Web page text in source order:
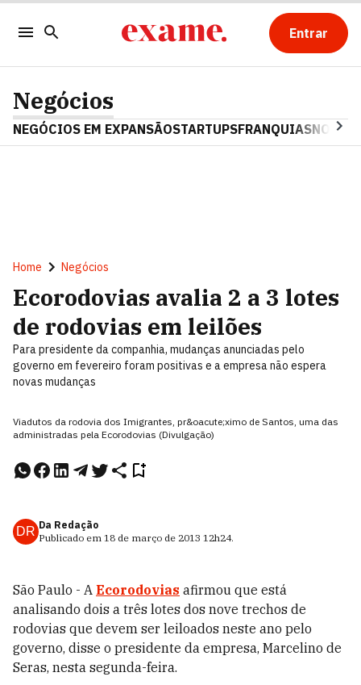
Entrar
Negócios
NEGÓCIOS EM EXPANSÃOSTARTUPSFRANQUIAS
Home Negócios
Ecorodovias avalia 2 a 3 lotes
de rodovias em leilões
Para presidente da companhia, mudanças anunciadas pelo
governo em fevereiro foram positivas e a empresa não espera
novas mudanças
Viadutos da rodovia dos Imigrantes, pr&oacute;ximo de Santos, uma das
administradas pela Ecorodovias (Divulgação)
DR Da Redação
Publicado em 18 de março de 2013 12h24.
São Paulo - A Ecorodovias afirmou que está
analisando dois a três lotes dos nove trechos de
rodovias que devem ser leiloados neste ano pelo
governo, disse o presidente da empresa, Marcelino de
Seras, nesta segunda-feira.